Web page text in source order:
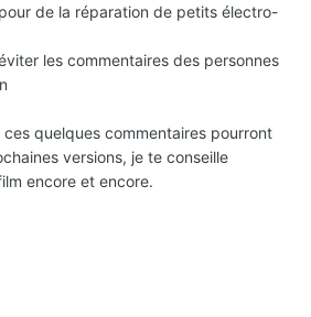
de la réparation de petits électro-
les commentaires des personnes
ces quelques commentaires pourront
versions, je te conseille
encore et encore.